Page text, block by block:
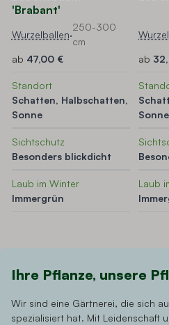
'Brabant'
Wurzelballen·
250-300
cm
ab 47,00 €
Standort
Schatten, Halbschatten,
Sonne
Sichtschutz
Besonders blickdicht
Laub im Winter
Immergrün
ab
Sonne
Laub
Ihre Pflanze, unsere
Wir sind eine Gärtnerei, die sich
spezialisiert hat. Mit Leidenschaft